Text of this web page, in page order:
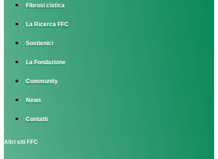
Fibrosi cistica
La Ricerca FFC
Sostienici
La Fondazione
Community
News
Contatti
Altri siti FFC